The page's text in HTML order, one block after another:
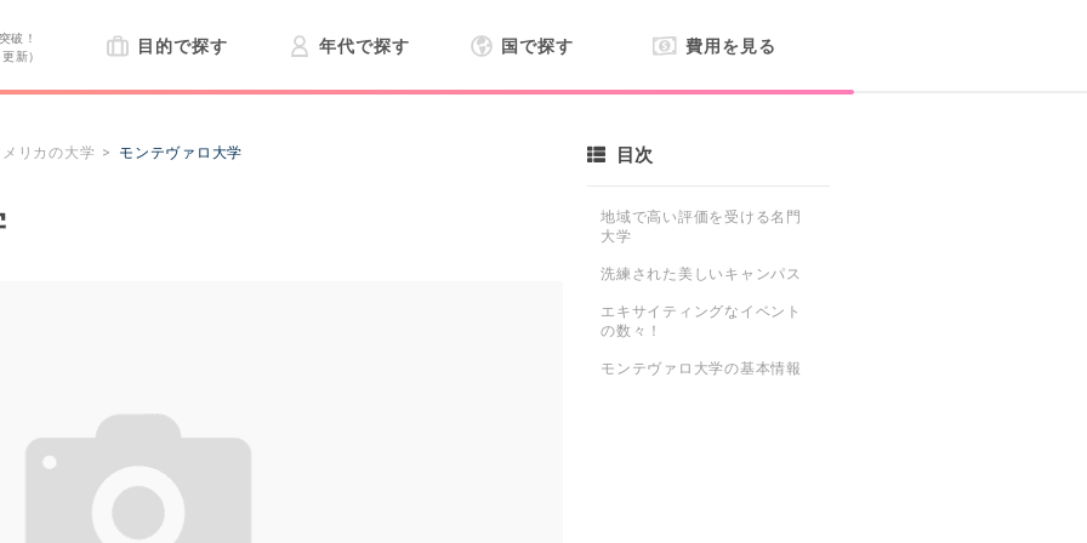
破！
新）
目的で探す 年代で探す 国で探す 費用を見る
リカの大学 モンテヴァロ大学 目次
地域で高い評価を受ける名門
大学
洗練された美しいキャンパス
エキサイティングなイベント
の数々！
モンテヴァロ大学の基本情報